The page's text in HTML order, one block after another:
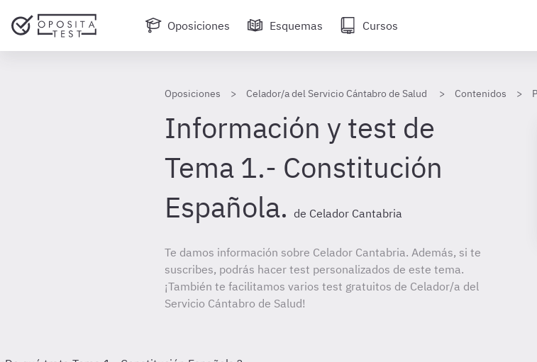
Oposiciones Esquemas Cursos
Oposiciones Celador/a del Servicio Cántabro de Salud Contenidos
Información y test de
Tema 1.- Constitución
Española. de Celador Cantabria
Te damos información sobre Celador Cantabria. Además, si te
suscribes, podrás hacer test personalizados de este tema.
¡También te facilitamos varios test gratuitos de Celador/a del
Servicio Cántabro de Salud!